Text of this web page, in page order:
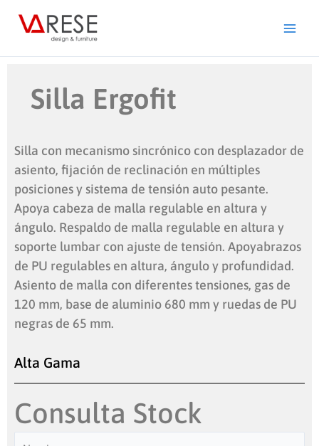
Silla Ergofit
Silla con mecanismo sincrónico con desplazador de
asiento, fijación de reclinación en múltiples
posiciones y sistema de tensión auto pesante.
Apoya cabeza de malla regulable en altura y
ángulo. Respaldo de malla regulable en altura y
soporte lumbar con ajuste de tensión. Apoyabrazos
de PU regulables en altura, ángulo y profundidad.
Asiento de malla con diferentes tensiones, gas de
120 mm, base de aluminio 680 mm y ruedas de PU
negras de 65 mm.
Alta Gama
Consulta Stock